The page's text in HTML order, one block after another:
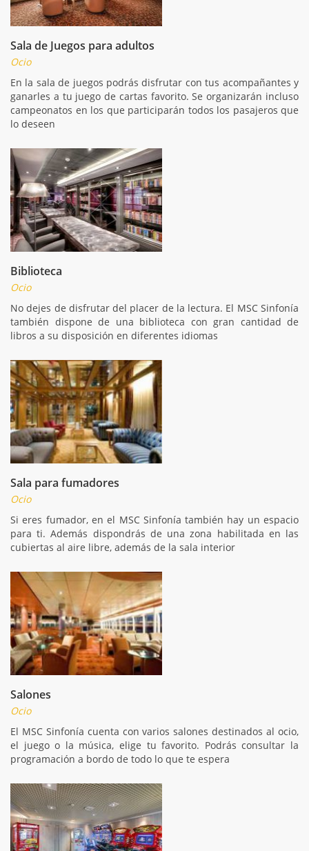
Sala de Juegos para adultos
Ocio
En la sala de juegos podrás disfrutar con tus acompañantes y
ganarles a tu juego de cartas favorito. Se organizarán incluso
campeonatos en los que participarán todos los pasajeros que
lo deseen
Biblioteca
Ocio
No dejes de disfrutar del placer de la lectura. El MSC Sinfonía
también dispone de una biblioteca con gran cantidad de
libros a su disposición en diferentes idiomas
Sala para fumadores
Ocio
Si eres fumador, en el MSC Sinfonía también hay un espacio
para ti. Además dispondrás de una zona habilitada en las
cubiertas al aire libre, además de la sala interior
Salones
Ocio
El MSC Sinfonía cuenta con varios salones destinados al ocio,
el juego o la música, elige tu favorito. Podrás consultar la
programación a bordo de todo lo que te espera